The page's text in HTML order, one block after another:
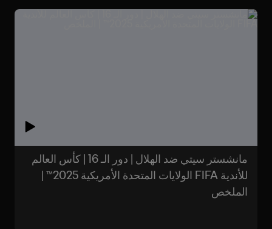
مانشستر سيتي ضد الهلال | دور الـ 16 | كأس العالم
للأندية FIFA الولايات المتحدة الأمريكية 2025™ |
الملخص